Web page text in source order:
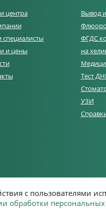
центра
и цены
Вывод
ФГДС
на
Тест
УЗИ
с пользователями
обработки